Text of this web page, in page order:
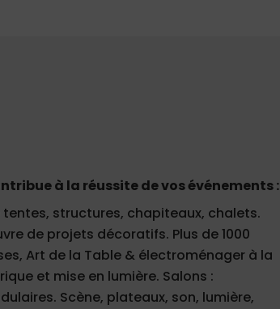
à la réussite de vos événements :
structures, chapiteaux, chalets.
de projets décoratifs. Plus de 1000
Art de la Table & électroménager à la
et mise en lumière. Salons :
Scène, plateaux, son, lumière,